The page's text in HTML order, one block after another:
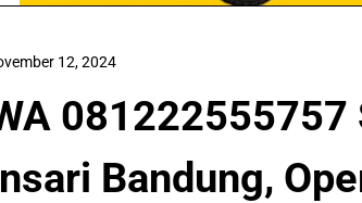
081222555757
Bandung,
12, 2024